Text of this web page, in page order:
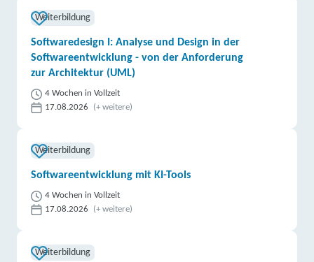
Akademie für berufliche Aus- und Weiterbildung
Schweiger & Schmitt GmbH | Bertolt-Brecht-Allee
24, 01309 Dresden
DAA Deutsche Angestellten-Akademie gGmbH |
Blumenstraße 80, 01307 Dresden
weitere Informationen
Randstad Deutschland GmbH & Co. KG | Dr.-Külz-
Ring 15, 01067 Dresden
Weiterbildung
Softwaredesign I: Analyse und Design in der
Softwareentwicklung - von der Anforderung
zur Architektur (UML)
4 Wochen in Vollzeit
17.08.2026
(+ weitere)
Weiterbildung
Softwareentwicklung mit KI-Tools
4 Wochen in Vollzeit
17.08.2026
(+ weitere)
Weiterbildung